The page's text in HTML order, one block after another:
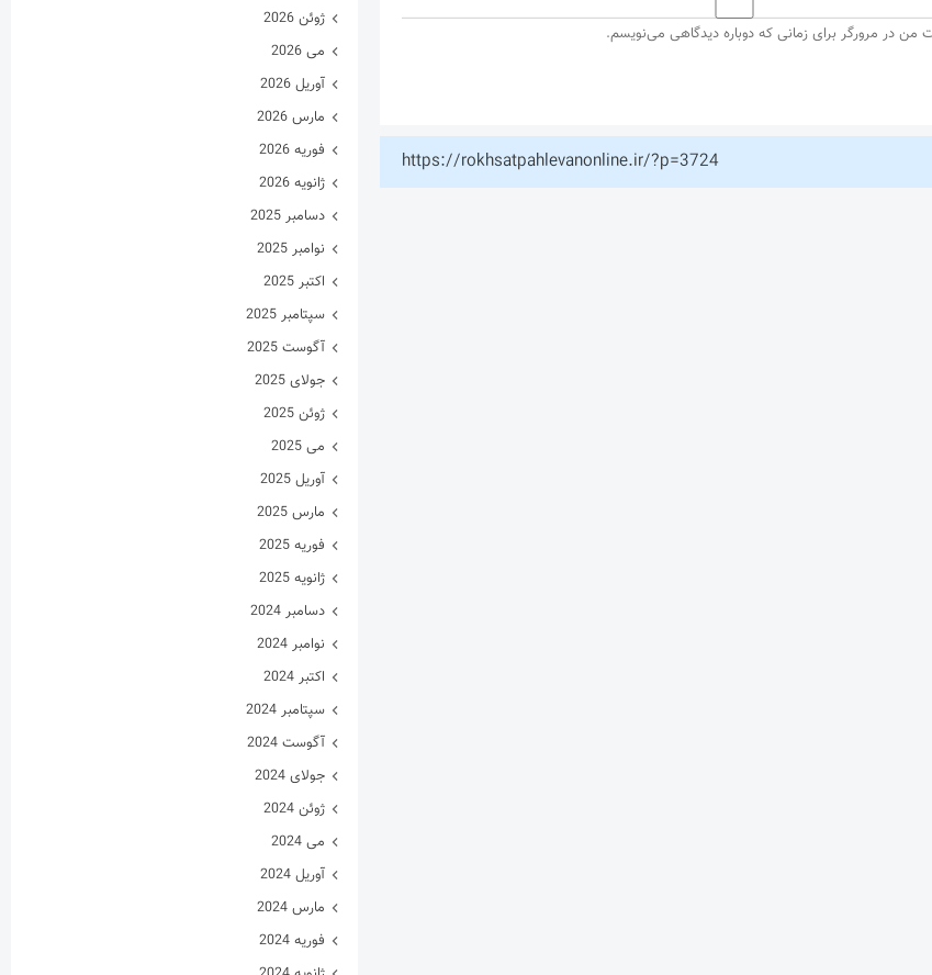
من در مرورگر برای زمانی که دوباره دیدگاهی می‌نویسم.
https://rokhsatpahlevanonline.ir/?p=3724
ژوئن 2026
می 2026
آوریل 2026
مارس 2026
فوریه 2026
ژانویه 2026
دسامبر 2025
نوامبر 2025
اکتبر 2025
سپتامبر 2025
آگوست 2025
جولای 2025
ژوئن 2025
می 2025
آوریل 2025
مارس 2025
فوریه 2025
ژانویه 2025
دسامبر 2024
نوامبر 2024
اکتبر 2024
سپتامبر 2024
آگوست 2024
جولای 2024
ژوئن 2024
می 2024
آوریل 2024
مارس 2024
فوریه 2024